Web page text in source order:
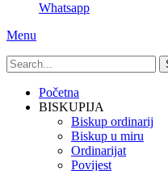
Whatsapp
Menu
Search
for:
Primary
Menu
Skip
Početna
BISKUPIJA
Biskup ordinarij
Biskup u miru
Ordinarijat
Povijest